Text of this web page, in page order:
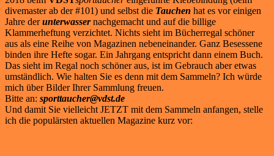
divemaster ab der #101) und selbst die Tauchen hat es vor einigen
Jahre derunterwassernachgemacht und auf die billige
Klammerheftung verzichtet. Nichts sieht im Bücherregal schöner
aus als eine Reihe von Magazinen nebeneinander. Ganz Besessene
binden ihre Hefte sogar. Ein Jahrgang entspricht dann einem Buch.
Das sieht im Regal noch schöner aus, ist im Gebrauch aber etwas
umständlich. Wie halten Sie es denn mit dem Sammeln? Ich würde
mich über Bilder Ihrer Sammlung freuen.
Bitte an: sporttaucher@vdst.de
Und damit Sie vielleicht JETZT mit dem Sammeln anfangen, stelle
ich die populärsten aktuellen Magazine kurz vor: